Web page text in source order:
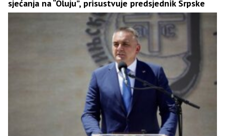
sjećanja na “Oluju”, prisustvuje predsjednik Srpske